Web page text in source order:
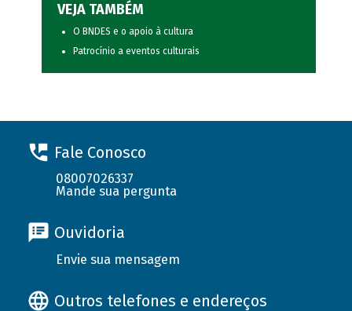
VEJA TAMBÉM
O BNDES e o apoio à cultura
Patrocínio a eventos culturais
Fale Conosco
08007026337
Mande sua pergunta
Ouvidoria
Envie sua mensagem
Outros telefones e endereços